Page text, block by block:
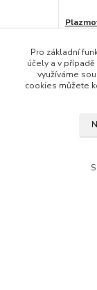
244 Kč
Pro základní
účely a v
využíváme
cookies můžete